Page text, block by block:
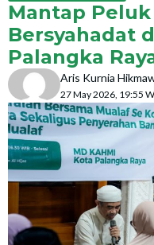
Mantap
Bersyahadat
Palangka
Aris Kurnia
27 May 2026, 19:55